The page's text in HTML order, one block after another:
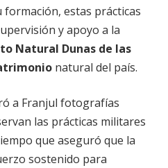
formación, estas prácticas
y apoyo a la
Natural Dunas de las
natural del país.
a Franjul fotografías
las prácticas militares
que aseguró que la
sostenido para